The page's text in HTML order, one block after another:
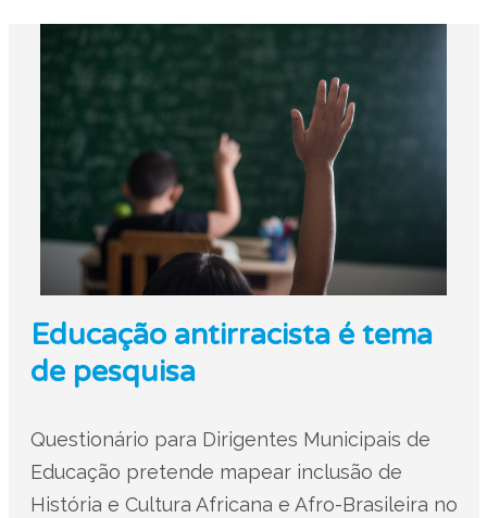
Educação antirracista é tema
de pesquisa
Questionário para Dirigentes Municipais de
Educação pretende mapear inclusão de
História e Cultura Africana e Afro-Brasileira no